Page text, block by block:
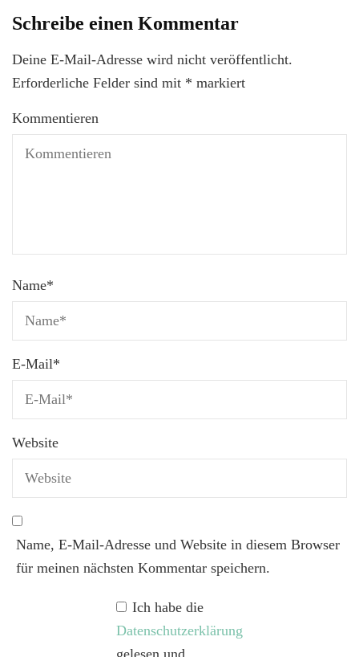
Schreibe einen Kommentar
Deine E-Mail-Adresse wird nicht veröffentlicht.
Erforderliche Felder sind mit * markiert
Kommentieren
Name*
E-Mail*
Website
Name, E-Mail-Adresse und Website in diesem Browser
für meinen nächsten Kommentar speichern.
Ich habe die
Datenschutzerklärung